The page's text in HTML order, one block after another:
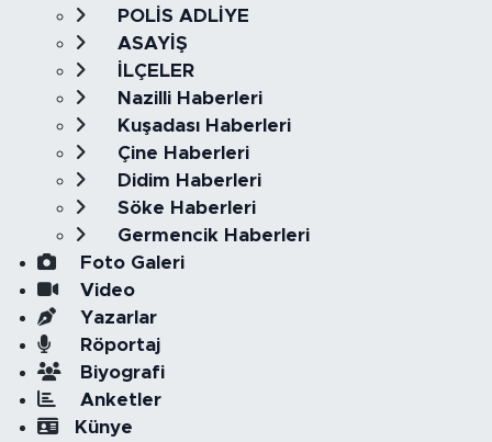
POLİS ADLİYE
ASAYİŞ
İLÇELER
Nazilli Haberleri
Kuşadası Haberleri
Çine Haberleri
Didim Haberleri
Söke Haberleri
Germencik Haberleri
Foto Galeri
Video
Yazarlar
Röportaj
Biyografi
Anketler
Künye